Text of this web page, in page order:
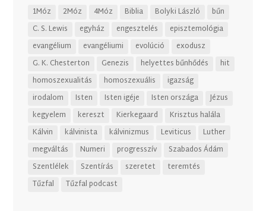
1Móz 2Móz 4Móz Biblia Bolyki László
bűn
C. S. Lewis
egyház engesztelés
episztemológia
evangélium
evangéliumi evolúció
exodusz
G. K. Chesterton
Genezis helyettes bűnhődés
hit
homoszexualitás
homoszexuális
igazság
irodalom
Isten Isten igéje Isten országa
Jézus
kegyelem
kereszt Kierkegaard
Krisztus halála
Kálvin
kálvinista kálvinizmus Leviticus
Luther
megváltás
Numeri progresszív
Szabados Ádám
Szentlélek
Szentírás szeretet
teremtés
Tűzfal
Tűzfal podcast